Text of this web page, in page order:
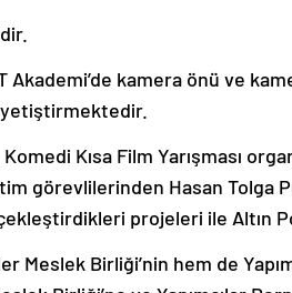
Akademi’de kamera önü ve
yetiştirmektedir.
Kısa Film Yarışması
görevlilerinden Hasan Tolga
projeleri ile Altın
Meslek Birliği’nin hem de